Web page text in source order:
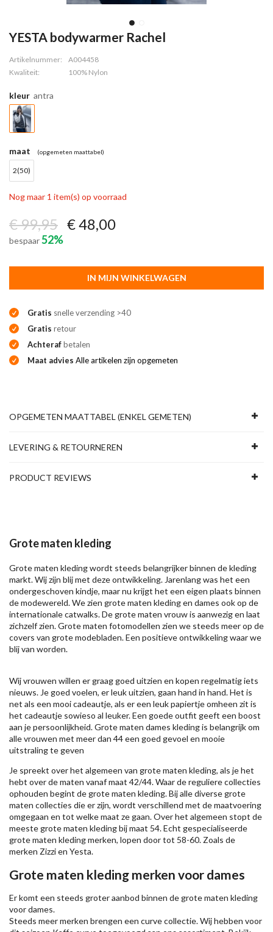
YESTA bodywarmer Rachel
Artikelnummer:
A004458
Kwaliteit:
100% Nylon
kleur antra
maat (opgemeten maattabel)
2(50)
Nog maar 1 item(s) op voorraad
€ 99,95 € 48,00
bespaar52%
IN MIJN WINKELWAGEN
Gratis snelle verzending >40
Gratis retour
Achterafbetalen
Maat advies Alle artikelen zijn opgemeten
OPGEMETEN MAATTABEL (ENKEL GEMETEN)
LEVERING & RETOURNEREN
PRODUCT REVIEWS
Grote maten kleding
Grote maten kleding wordt steeds belangrijker binnen de kleding
markt. Wij zijn blij met deze ontwikkeling. Jarenlang was het een
ondergeschoven kindje, maar nu krijgt het een eigen plaats binnen
de modewereld. We zien grote maten kleding en dames ook op de
internationale catwalks. De grote maten vrouw is aanwezig en laat
zichzelf zien. Grote maten fotomodellen zien we steeds meer op de
covers van grote modebladen. Een positieve ontwikkeling waar we
blij van worden.
Wij vrouwen willen er graag goed uitzien en kopen regelmatig iets
nieuws. Je goed voelen, er leuk uitzien, gaan hand in hand. Het is
net als een mooi cadeautje, als er een leuk papiertje omheen zit is
het cadeautje sowieso al leuker. Een goede outfit geeft een boost
aan je persoonlijkheid. Grote maten dames kleding is belangrijk om
alle vrouwen met meer dan 44 een goed gevoel en mooie
uitstraling te geven
Je spreekt over het algemeen van grote maten kleding, als je het
hebt over de maten vanaf maat 42/44. Waar de reguliere collecties
ophouden begint de grote maten kleding. Bij alle diverse grote
maten collecties die er zijn, wordt verschillend met de maatvoering
omgegaan en tot welke maat ze gaan. Over het algemeen stopt de
meeste grote maten kleding bij maat 54. Echt gespecialiseerde
grote maten kleding merken, lopen door tot 58-60. Zoals de
merken Zizzien Yesta.
Grote maten kleding merken voor dames
Er komt een steeds groter aanbod binnen de grote maten kleding
voor dames.
Steeds meer merken brengen een curve collectie. Wij hebben voor